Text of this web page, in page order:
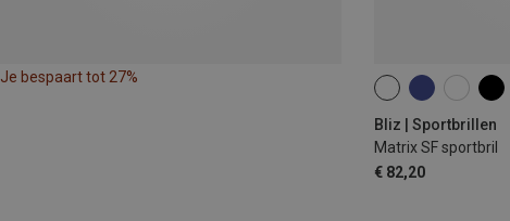
Je bespaart tot 27%
Bliz | Sportbrillen
Matrix SF sportbril
€ 82,20
ONE SIZE